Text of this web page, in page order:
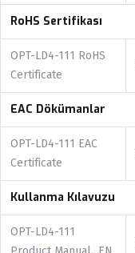
RoHS Sertifikası
OPT-LD4-111 RoHS
Certificate
EAC Dökümanlar
OPT-LD4-111 EAC
Certificate
Kullanma Kılavuzu
OPT-LD4-111